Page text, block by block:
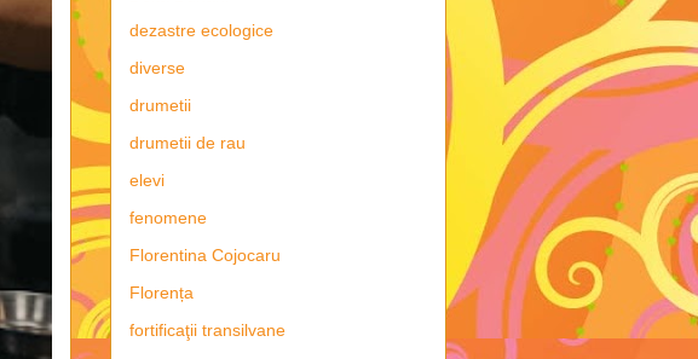
dezastre ecologice
diverse
drumetii
drumetii de rau
elevi
fenomene
Florentina Cojocaru
Florența
fortificaţii transilvane